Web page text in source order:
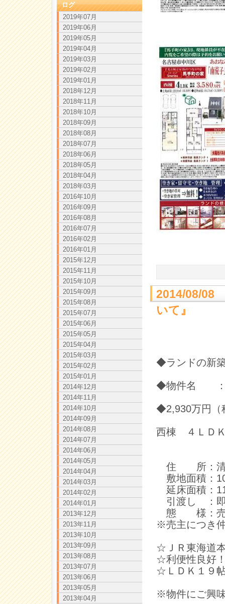
2014/08/08
いて』
◆ランドの新
◆物件名 ：
◆2,930万円（
西棟 ４Ｌ
住 所：清須
敷地面積：
延床面積：
引渡し ：即
態 様：売
※売主につき
☆ＪＲ東海道
☆利便性良好
☆ＬＤＫ１９
※物件にご興
ログ
2019年07月
2019年06月
2019年05月
2019年04月
2019年03月
2019年02月
2019年01月
2018年12月
2018年11月
2018年10月
2018年09月
2018年08月
2018年07月
2018年06月
2018年05月
2018年04月
2018年03月
2016年10月
2016年09月
2016年08月
2016年07月
2016年02月
2016年01月
2015年12月
2015年11月
2015年10月
2015年09月
2015年08月
2015年07月
2015年06月
2015年05月
2015年04月
2015年03月
2015年02月
2015年01月
2014年12月
2014年11月
2014年10月
2014年09月
2014年08月
2014年07月
2014年06月
2014年05月
2014年04月
2014年03月
2014年02月
2014年01月
2013年12月
2013年11月
2013年10月
2013年09月
2013年08月
2013年07月
2013年06月
2013年05月
2013年04月